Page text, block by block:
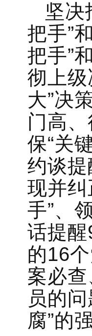
坚决
把手”
把手”
彻上
大”决
门高
保“关
约谈
现并
手”、
话提醒
的16
案必
员的
腐”的